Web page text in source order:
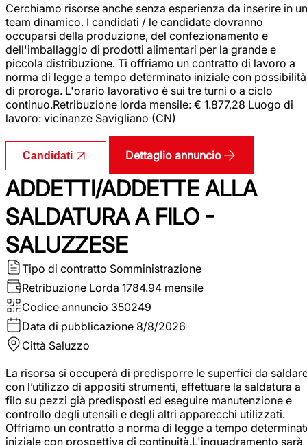
Cerchiamo risorse anche senza esperienza da inserire in un
team dinamico. I candidati / le candidate dovranno
occuparsi della produzione, del confezionamento e
dell'imballaggio di prodotti alimentari per la grande e
piccola distribuzione. Ti offriamo un contratto di lavoro a
norma di legge a tempo determinato iniziale con possibilità
di proroga. L'orario lavorativo è sui tre turni o a ciclo
continuo.Retribuzione lorda mensile: € 1.877,28 Luogo di
lavoro: vicinanze Savigliano (CN)
Candidati Dettaglio annuncio
ADDETTI/ADDETTE ALLA
SALDATURA A FILO -
SALUZZESE
Tipo di contratto Somministrazione
Retribuzione Lorda 1784.94 mensile
Codice annuncio 350249
Data di pubblicazione 8/8/2026
Città Saluzzo
La risorsa si occuperà di predisporre le superfici da
con l’utilizzo di appositi strumenti, effettuare la saldatura a
filo su pezzi già predisposti ed eseguire manutenzione e
controllo degli utensili e degli altri apparecchi utilizzati.
Offriamo un contratto a norma di legge a tempo
iniziale con prospettiva di continuità.L'inquadramento sarà